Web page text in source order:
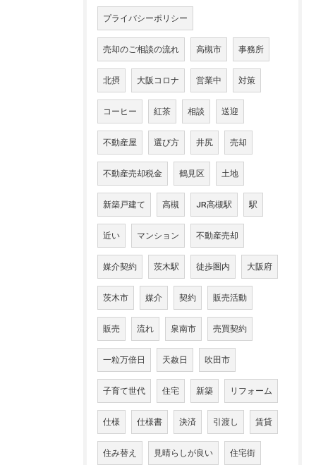
プライバシーポリシー
売却のご相談の流れ 高槻市 事務所
北摂 大阪コロナ 営業中 対策
コーヒー 紅茶 相談 送迎
不動産屋 選び方 井尻 売却
不動産売却税金 鶴見区 土地
新築戸建て 高槻 JR高槻駅 駅
近い マンション 不動産売却
媒介契約 茨木駅 徒歩圏内 大阪府
茨木市 媒介 契約 販売活動
販売 流れ 泉南市 売買契約
一粒万倍日 天赦日 吹田市
子育て世代 住宅 新築 リフォーム
仕様 仕様書 決済 引渡し 賃貸
住み替え 見晴らしが良い 住宅街